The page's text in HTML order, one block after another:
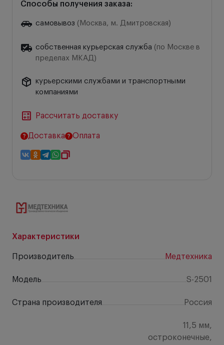
Характеристики
Производитель Медтехника
Модель S-2501
Страна производителя Россия
11,5 мм,
остроконечные,
Способы получения заказа:
самовывоз (Москва, м. Дмитровская)
собственная курьерская служба (по Москве в
пределах МКАД)
курьерскими службами и транспортными
компаниями
Рассчитать доставку
Доставка Оплата